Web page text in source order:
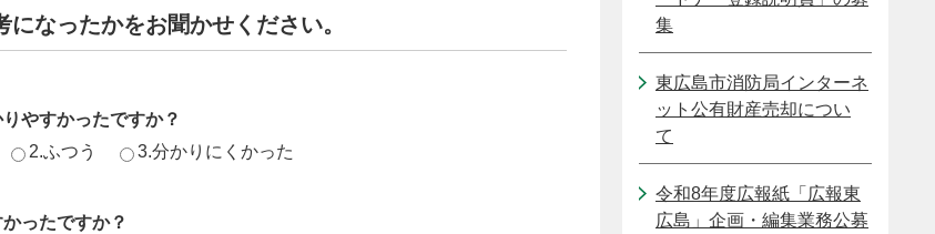
になったかをお聞かせください。
やすかったですか？
2.ふつう 3.分かりにくかった
ったですか？
集
東広島市消防局インターネ
ット公有財産売却につい
て
令和8年度広報紙「広報東
広島」企画・編集業務公募